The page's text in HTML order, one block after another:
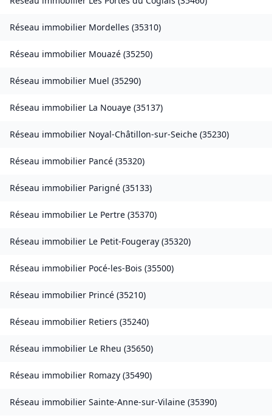
Réseau immobilier Mordelles (35310)
Réseau immobilier Mouazé (35250)
Réseau immobilier Muel (35290)
Réseau immobilier La Nouaye (35137)
Réseau immobilier Noyal-Châtillon-sur-Seiche (35230)
Réseau immobilier Pancé (35320)
Réseau immobilier Parigné (35133)
Réseau immobilier Le Pertre (35370)
Réseau immobilier Le Petit-Fougeray (35320)
Réseau immobilier Pocé-les-Bois (35500)
Réseau immobilier Princé (35210)
Réseau immobilier Retiers (35240)
Réseau immobilier Le Rheu (35650)
Réseau immobilier Romazy (35490)
Réseau immobilier Sainte-Anne-sur-Vilaine (35390)